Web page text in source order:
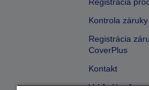
Registrácia
Kontrola záruky
Registrácia
CoverPlus
Kontakt
Vyhľadávač